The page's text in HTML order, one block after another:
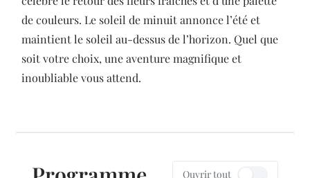
de couleurs. Le soleil de minuit annonce l’été et
maintient le soleil au-dessus de l’horizon. Quel que
soit votre choix, une aventure magnifique et
inoubliable vous attend.
Ouvrir tout